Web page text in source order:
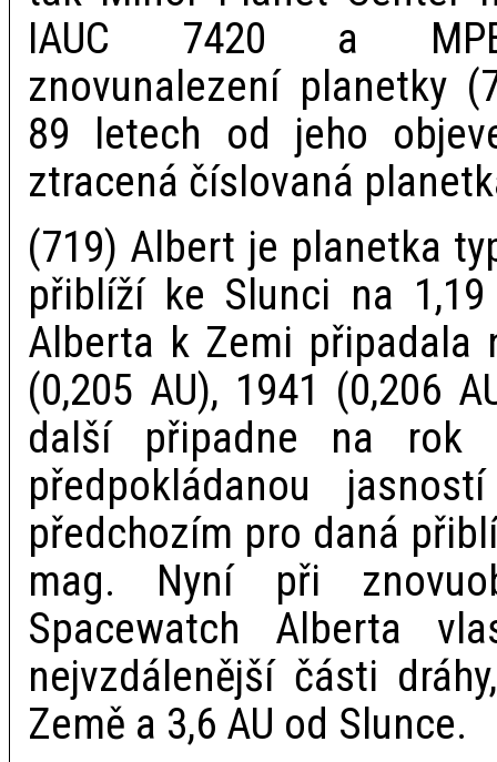
IAUC 7420 a
znovunalezení planetky
89 letech od jeho
ztracená číslovaná
(719) Albert je planetka
přiblíží ke Slunci na
Alberta k Zemi připadala
(0,205 AU), 1941 (0,206
další připadne na rok
předpokládanou
předchozím pro daná
mag. Nyní při
Spacewatch Alberta
nejvzdálenější části
Země a 3,6 AU od Slunce.